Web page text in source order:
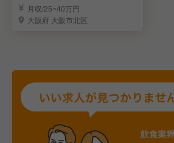
福利厚生が充実
月収/25~40万円
大阪府 大阪市北区